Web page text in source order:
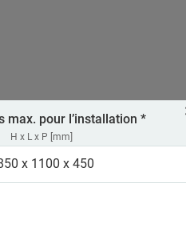
max. pour l’installation *
H x L x P [mm]
x 1100 x 450